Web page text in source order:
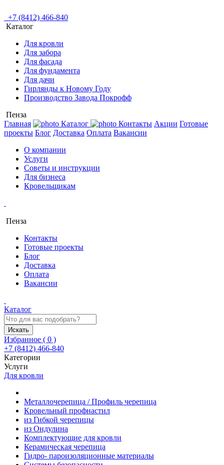
+7 (8412) 466-840
Каталог
Для кровли
Для забора
Для фасада
Для фундамента
Для дачи
Гирлянды к Новому Году
Производство Завода Покрофф
Пенза
Главная
Каталог Контакты Акции Готовые
проекты Блог Доставка Оплата Вакансии
О компании
Услуги
Советы и инструкции
Для бизнеса
Кровельщикам
Пенза
Контакты
Готовые проекты
Блог
Доставка
Оплата
Вакансии
Каталог
Искать
Избранное ( 0 )
+7 (8412) 466-840
Категории
Услуги
Для кровли
Металлочерепица / Профиль черепица
Кровельный профнастил
из Гибкой черепицы
из Ондулина
Комплектующие для кровли
Керамическая черепица
Гидро- пароизоляционные материалы